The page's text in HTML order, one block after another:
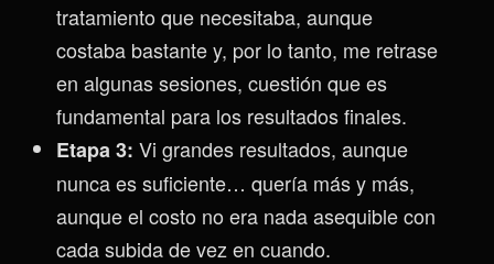
tratamiento que necesitaba, aunque
costaba bastante y, por lo tanto, me retrase
en algunas sesiones, cuestión que es
fundamental para los resultados finales.
Etapa 3: Vi grandes resultados, aunque
nunca es suficiente… quería más y más,
aunque el costo no era nada asequible con
cada subida de vez en cuando.